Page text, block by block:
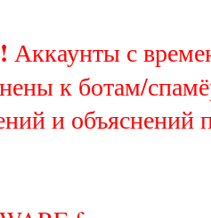
Аккаунты с
к ботам/
и объяснений